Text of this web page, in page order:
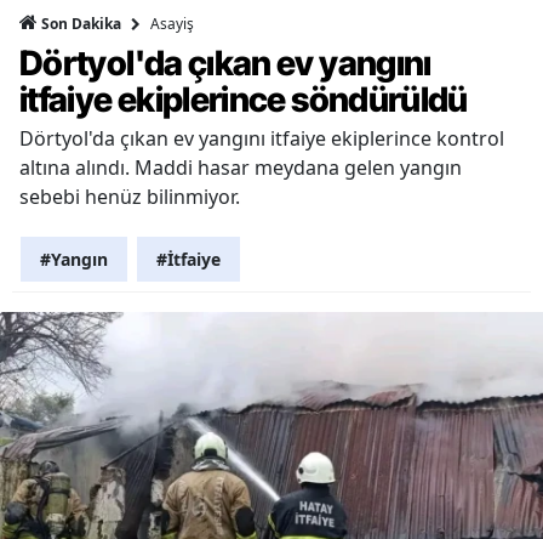
Son Dakika Asayiş
Dörtyol'da çıkan ev yangını
itfaiye ekiplerince söndürüldü
Dörtyol'da çıkan ev yangını itfaiye ekiplerince kontrol
altına alındı. Maddi hasar meydana gelen yangın
sebebi henüz bilinmiyor.
#Yangın #İtfaiye